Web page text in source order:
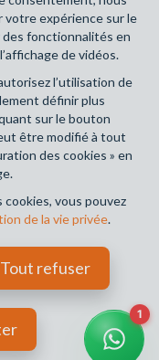
votre expérience sur le
fonctionnalités en
de vidéos.
l’utilisation de
définir plus
sur le bouton
être modifié à tout
des cookies » en
cookies, vous pouvez
de la vie privée.
Tout refuser
n° 730.390.160.
en Belgique
AND DEVELOPED BY